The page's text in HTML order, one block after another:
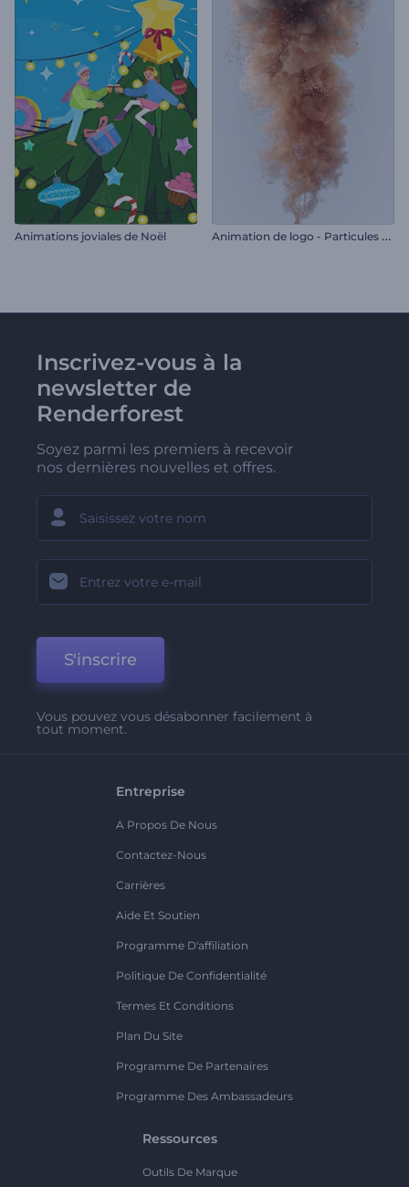
Animations joviales de Noël A
nimation de logo - Particules scintillantes
Inscrivez-vous à la
newsletter de
Renderforest
Soyez parmi les premiers à recevoir
nos dernières nouvelles et offres.
S'inscrire
Vous pouvez vous désabonner facilement à
tout moment.
Entreprise
A Propos De Nous
Contactez-Nous
Carrières
Aide Et Soutien
Programme D'affiliation
Politique De Confidentialité
Termes Et Conditions
Plan Du Site
Programme De Partenaires
Programme Des Ambassadeurs
Ressources
Outils De Marque